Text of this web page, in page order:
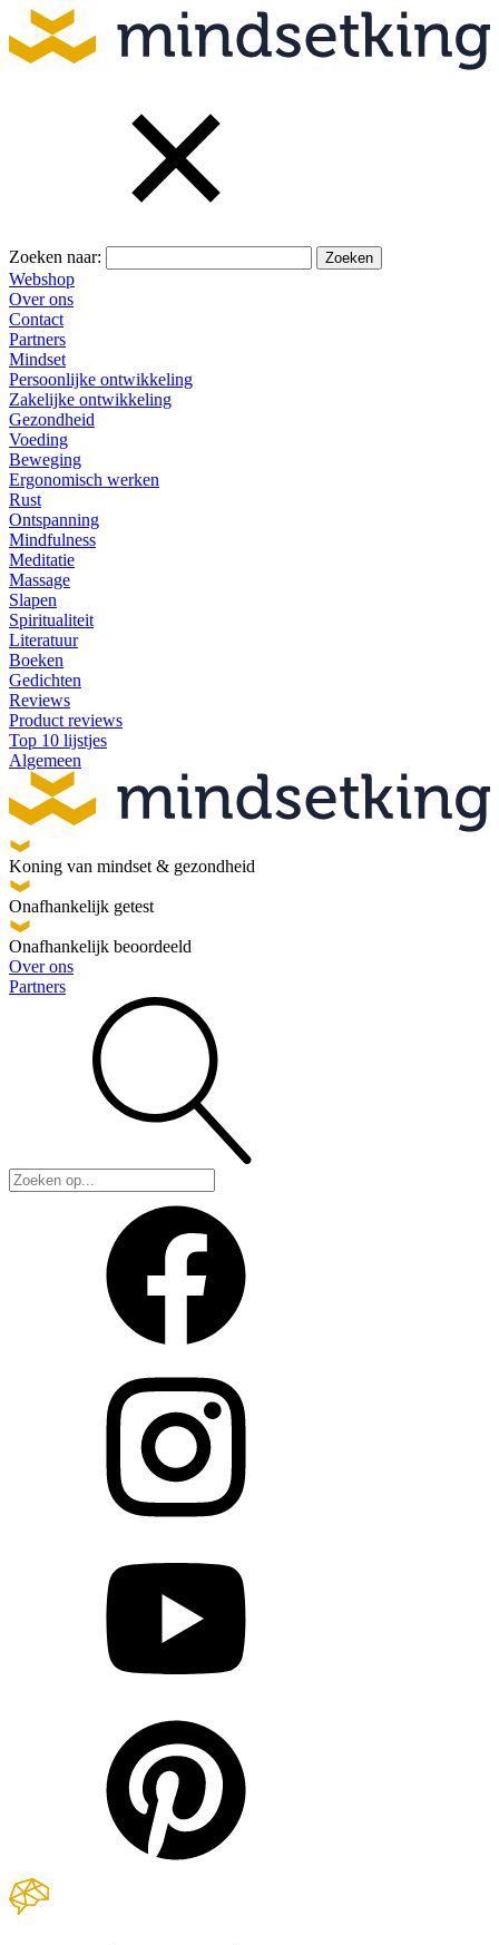
Zoeken naar:
Webshop
Over ons
Contact
Partners
Mindset
Persoonlijke ontwikkeling
Zakelijke ontwikkeling
Gezondheid
Voeding
Beweging
Ergonomisch werken
Rust
Ontspanning
Mindfulness
Meditatie
Massage
Slapen
Spiritualiteit
Literatuur
Boeken
Gedichten
Reviews
Product reviews
Top 10 lijstjes
Algemeen
Koning van mindset & gezondheid
Onafhankelijk getest
Onafhankelijk beoordeeld
Over ons
Partners